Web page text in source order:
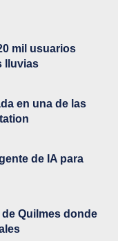
mil usuarios
lluvias
en una de las
de IA para
Quilmes donde